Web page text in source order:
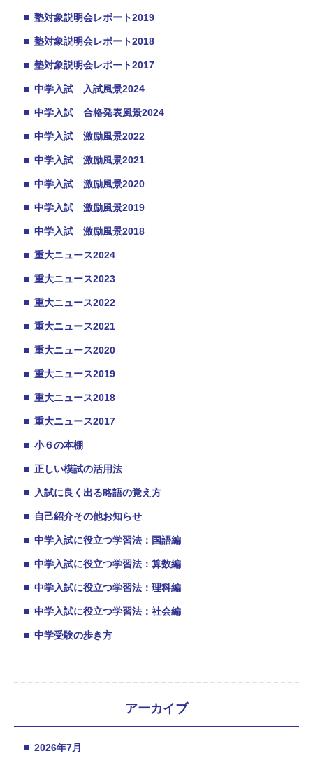
■ 塾対象説明会レポート2019
■ 塾対象説明会レポート2018
■ 塾対象説明会レポート2017
■ 中学入試 入試風景2024
■ 中学入試 合格発表風景2024
■ 中学入試 激励風景2022
■ 中学入試 激励風景2021
■ 中学入試 激励風景2020
■ 中学入試 激励風景2019
■ 中学入試 激励風景2018
■ 重大ニュース2024
■ 重大ニュース2023
■ 重大ニュース2022
■ 重大ニュース2021
■ 重大ニュース2020
■ 重大ニュース2019
■ 重大ニュース2018
■ 重大ニュース2017
■ 小６の本棚
■ 正しい模試の活用法
■ 入試に良く出る略語の覚え方
■ 自己紹介その他お知らせ
■ 中学入試に役立つ学習法：国語編
■ 中学入試に役立つ学習法：算数編
■ 中学入試に役立つ学習法：理科編
■ 中学入試に役立つ学習法：社会編
■ 中学受験の歩き方
アーカイブ
■ 2026年7月